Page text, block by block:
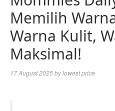
Memilih
Warna Kulit,
Maksimal!
17 August 2025bylowest price